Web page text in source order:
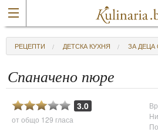
РЕЦЕПТИ ДЕТСКА КУХНЯ ЗА ДЕЦА
Спаначено пюре
3.0
от общо 129 гласа